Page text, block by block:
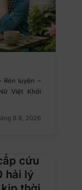
Rèn luyện –
Việt Khởi
8 8, 2026
cứu
hải lý